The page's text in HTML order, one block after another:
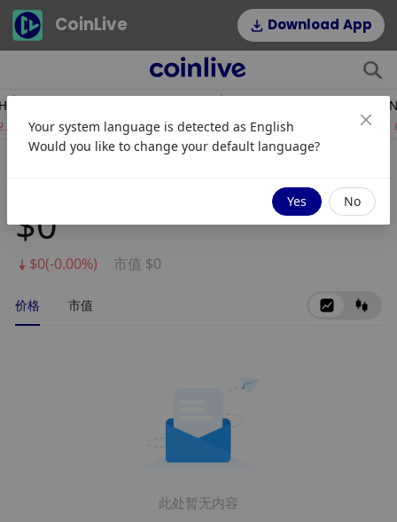
CoinLive Download App
0.01%
$0
$0(-0.00%) 市值 $0
价格 市值
此处暂无内容
Your system language is detected as English
Would you like to change your default language?
Yes No